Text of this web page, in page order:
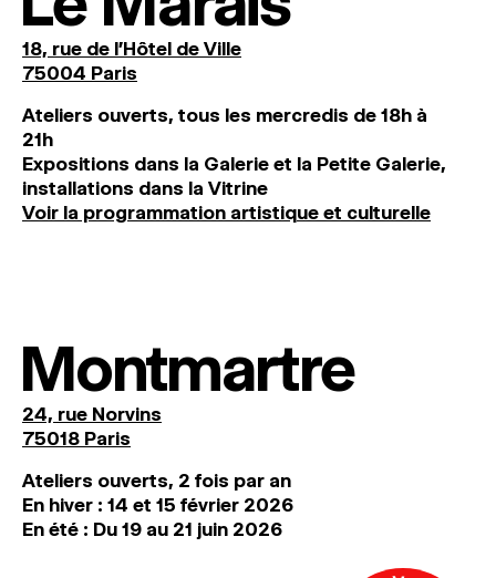
18, rue de l'Hôtel de Ville
75004 Paris
Ateliers ouverts, tous les mercredis de 18h à
21h
Expositions dans la Galerie et la Petite Galerie,
installations dans la Vitrine
Voir la programmation artistique et culturelle
Montmartre
24, rue Norvins
75018 Paris
Ateliers ouverts, 2 fois par an
En hiver : 14 et 15 février 2026
En été : Du 19 au 21 juin 2026